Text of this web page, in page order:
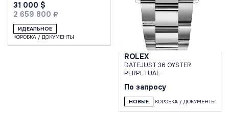
31 000 $
2 659 800 ₽
ИДЕАЛЬНОЕ
КОРОБКА / ДОКУМЕНТЫ
ROLEX
DATEJUST 36 OYSTER
PERPETUAL
По запросу
НОВЫЕ КОРОБКА / ДОКУМЕНТЫ